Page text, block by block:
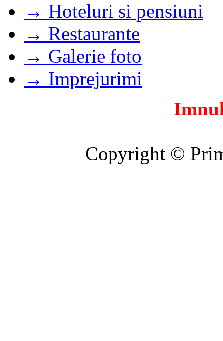
→ Hoteluri si pensiuni
→ Restaurante
→ Galerie foto
→ Imprejurimi
Copyright ©